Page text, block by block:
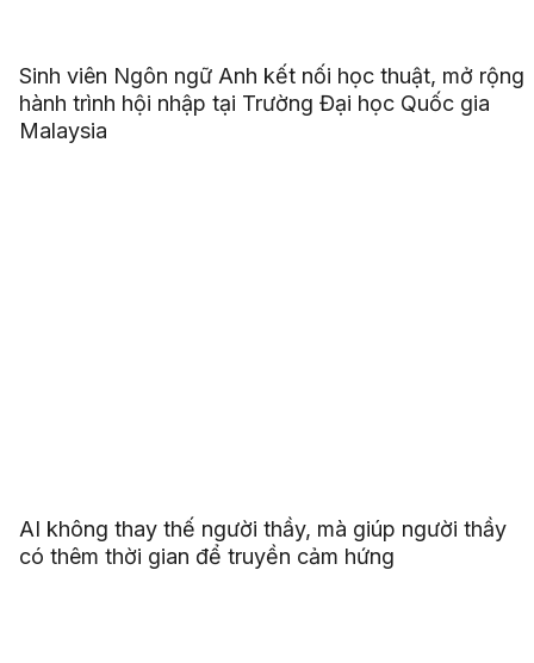
Sinh viên Ngôn ngữ Anh kết nối học thuật, mở rộng
hành trình hội nhập tại Trường Đại học Quốc gia
Malaysia
AI không thay thế người thầy, mà giúp người thầy
có thêm thời gian để truyền cảm hứng